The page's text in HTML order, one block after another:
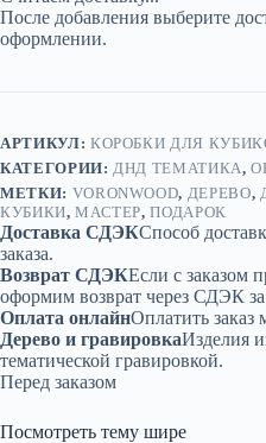
«Дракон
и
дайс»
После добавления выберите
оформлении.
АРТИКУЛ: КОРОБКИ ДЛЯ
КАТЕГОРИИ: ДНД ТЕМАТИКА,
МЕТКИ: VORONWOOD, ДЕРЕВО,
КУБИКИ,МАСТЕР,ПОДАРОК
Доставка СДЭКСпособ
заказа.
Возврат СДЭКЕсли с заказом
оформим возврат через СДЭК
Оплата онлайнОплатить
Дерево и гравировкаИзделия
тематической гравировкой.
Перед заказом
Посмотреть тему шире